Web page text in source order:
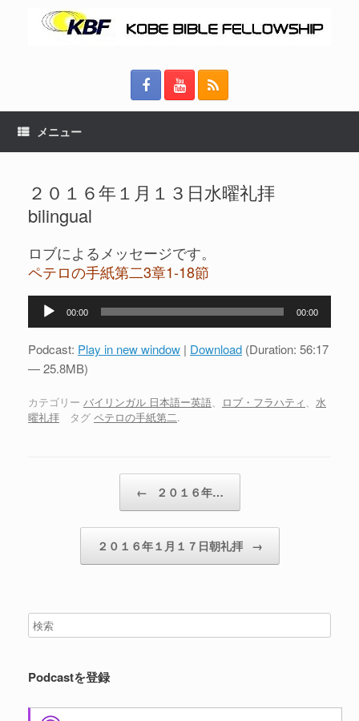
メニュー
２０１６年１月１３日水曜礼拝
bilingual
ロブによるメッセージです。
ペテロの手紙第二3章1-18節
プ
ヤ
ー
00:00 00:00
Podcast: Play in new window | Download (Duration: 56:17
— 25.8MB)
カテゴリー バイリンガル 日本語ー英語、 ロブ・フラハティ、 水
曜礼拝 タグ ペテロの手紙第二.
← ２０１６年…
２０１６年１月１７日朝礼拝 →
Podcastを登録